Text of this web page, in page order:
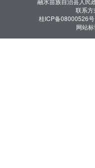
联系
桂ICP备08000526号
网站